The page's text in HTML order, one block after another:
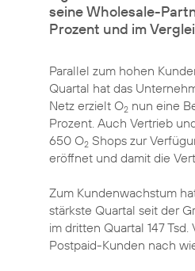
seine Wholesale-
Prozent und im
Parallel zum hohen
Quartal hat das
Netz erzielt O2 nun eine
Prozent. Auch Vertrieb
650 O2 Shops zur
eröffnet und damit die
Zum Kundenwachstum
stärkste Quartal seit der
im dritten Quartal 147
Postpaid-Kunden nach